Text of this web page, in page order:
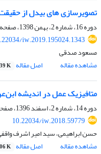
تصویرسازی های بیدل از حقیقت
دوره 16، شماره 2، بهمن 1398، صفحه
iw.2019.195024.1343
مسعود صدقی
مشاهده مقاله
اصل مقاله K
متافیزیک عمل در اندیشه
دوره 14، شماره 2، اسفند 1396، صفحه
10.22034/iw.2018.59779
حسن ابراهیمی، سید امیر اشرف
مشاهده مقاله
اصل مقاله K